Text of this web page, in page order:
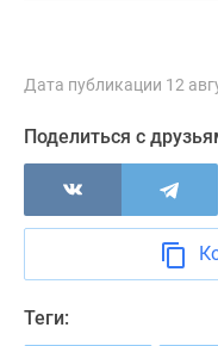
Дата публикации 12
Поделиться с
Теги: